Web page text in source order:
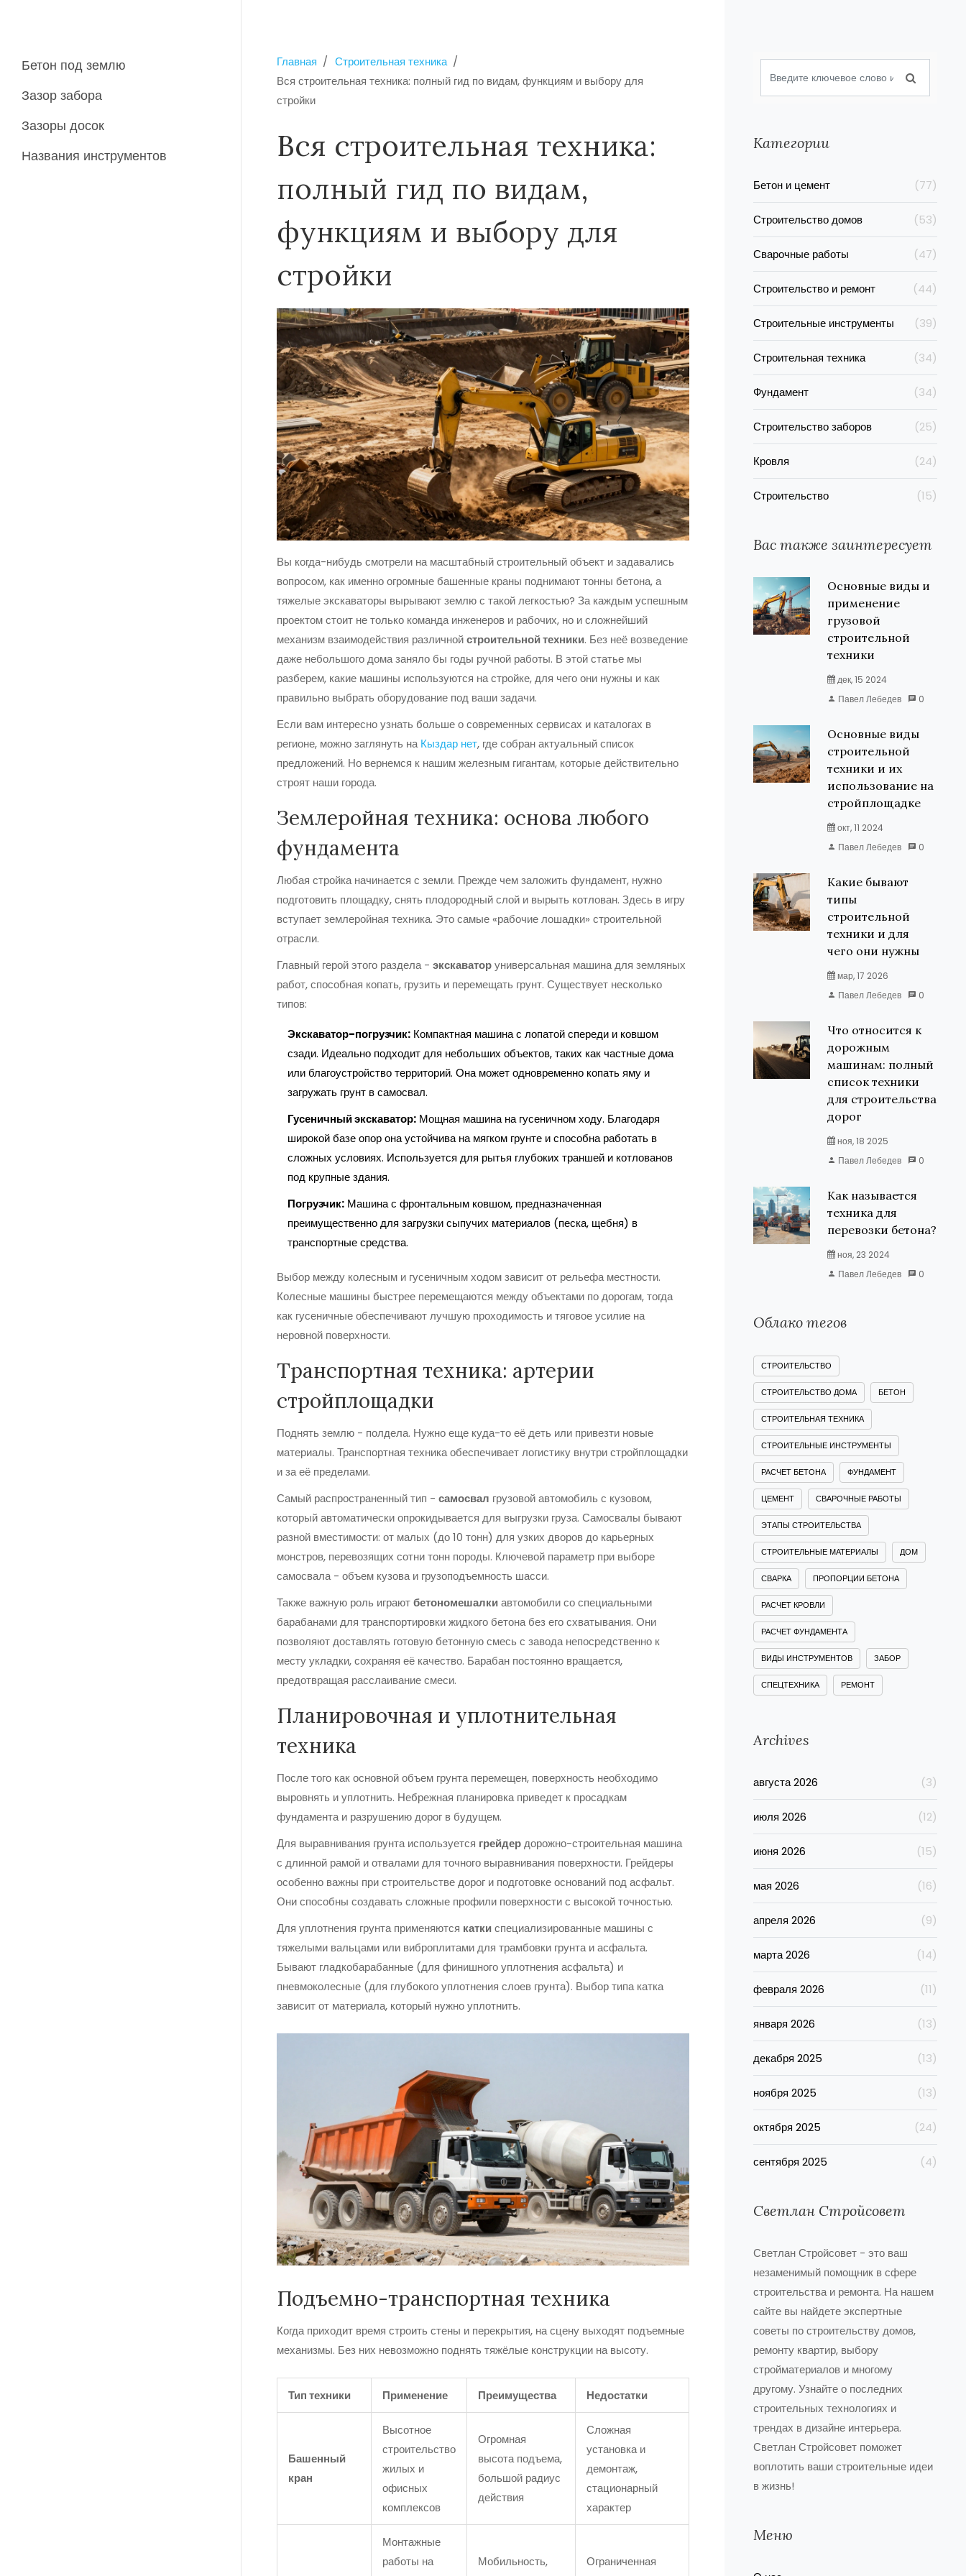
Бетон под землю
Зазор забора
Зазоры досок
Названия инструментов
Главная
Строительная техника
Вся строительная техника: полный гид по видам, функциям и выбору для
стройки
Вся строительная техника:
полный гид по видам,
функциям и выбору для
стройки
Вы когда-нибудь смотрели на масштабный строительный объект и задавались
вопросом, как именно огромные башенные краны поднимают тонны бетона, а
тяжелые экскаваторы вырывают землю с такой легкостью? За каждым успешным
проектом стоит не только команда инженеров и рабочих, но и сложнейший
механизм взаимодействия различнойстроительной техники. Без неё возведение
даже небольшого дома заняло бы годы ручной работы. В этой статье мы
разберем, какие машины используются на стройке, для чего они нужны и как
правильно выбрать оборудование под ваши задачи.
Если вам интересно узнать больше о современных сервисах и каталогах в
регионе, можно заглянуть наКыздар нет, где собран актуальный список
предложений. Но вернемся к нашим железным гигантам, которые действительно
строят наши города.
Землеройная техника: основа любого
фундамента
Любая стройка начинается с земли. Прежде чем заложить фундамент, нужно
подготовить площадку, снять плодородный слой и вырыть котлован. Здесь в игру
вступает землеройная техника. Это самые «рабочие лошадки» строительной
отрасли.
Главный герой этого раздела - экскаваторуниверсальная машина для земляных
работ, способная копать, грузить и перемещать грунт. Существует несколько
типов:
Экскаватор-погрузчик: Компактная машина с лопатой спереди и ковшом
сзади. Идеально подходит для небольших объектов, таких как частные дома
или благоустройство территорий. Она может одновременно копать яму и
загружать грунт в самосвал.
Гусеничный экскаватор: Мощная машина на гусеничном ходу. Благодаря
широкой базе опор она устойчива на мягком грунте и способна работать в
сложных условиях. Используется для рытья глубоких траншей и котлованов
под крупные здания.
Погрузчик: Машина с фронтальным ковшом, предназначенная
преимущественно для загрузки сыпучих материалов (песка, щебня) в
транспортные средства.
Выбор между колесным и гусеничным ходом зависит от рельефа местности.
Колесные машины быстрее перемещаются между объектами по дорогам, тогда
как гусеничные обеспечивают лучшую проходимость и тяговое усилие на
неровной поверхности.
Транспортная техника: артерии
стройплощадки
Поднять землю - полдела. Нужно еще куда-то её деть или привезти новые
материалы. Транспортная техника обеспечивает логистику внутри стройплощадки
и за её пределами.
Самый распространенный тип - самосвал грузовой автомобиль с кузовом,
который автоматически опрокидывается для выгрузки груза. Самосвалы бывают
разной вместимости: от малых (до 10 тонн) для узких дворов до карьерных
монстров, перевозящих сотни тонн породы. Ключевой параметр при выборе
самосвала - объем кузова и грузоподъемность шасси.
Также важную роль играютбетономешалкиавтомобили со специальными
барабанами для транспортировки жидкого бетона без его схватывания. Они
позволяют доставлять готовую бетонную смесь с завода непосредственно к
месту укладки, сохраняя её качество. Барабан постоянно вращается,
предотвращая расслаивание смеси.
Планировочная и уплотнительная
техника
После того как основной объем грунта перемещен, поверхность необходимо
выровнять и уплотнить. Небрежная планировка приведет к просадкам
фундамента и разрушению дорог в будущем.
Для выравнивания грунта используется грейдердорожно-строительная машина
с длинной рамой и отвалами для точного выравнивания поверхности. Грейдеры
особенно важны при строительстве дорог и подготовке оснований под асфальт.
Они способны создавать сложные профили поверхности с высокой точностью.
Для уплотнения грунта применяются каткиспециализированные машины с
тяжелыми вальцами или виброплитами для трамбовки грунта и асфальта.
Бывают гладкобарабанные (для финишного уплотнения асфальта) и
пневмоколесные (для глубокого уплотнения слоев грунта). Выбор типа катка
зависит от материала, который нужно уплотнить.
Подъемно-транспортная техника
Когда приходит время строить стены и перекрытия, на сцену выходят подъемные
механизмы. Без них невозможно поднять тяжёлые конструкции на высоту.
Тип техники Применение Преимущества Недостатки
Башенный
кран
Высотное
строительство
жилых и
офисных
комплексов
Огромная
высота подъема,
большой радиус
действия
Сложная
установка и
демонтаж,
стационарный
характер
Монтажные
работы на
Мобильность,
Ограниченная
Категории
Бетон и цемент (77)
Строительство домов (53)
Сварочные работы (47)
Строительство и ремонт (44)
Строительные инструменты (39)
Строительная техника (34)
Фундамент (34)
Строительство заборов (25)
Кровля (24)
Строительство (15)
Вас также заинтересует
Основные виды и
применение
грузовой
строительной
техники
дек, 15 2024
Павел Лебедев
0
Основные виды
строительной
техники и их
использование на
стройплощадке
окт, 11 2024
Павел Лебедев
0
Какие бывают
типы
строительной
техники и для
чего они нужны
мар, 17 2026
Павел Лебедев
0
Что относится к
дорожным
машинам: полный
список техники
для строительства
дорог
ноя, 18 2025
Павел Лебедев
0
Как называется
техника для
перевозки бетона?
ноя, 23 2024
Павел Лебедев
0
Облако тегов
СТРОИТЕЛЬСТВО
СТРОИТЕЛЬСТВО ДОМА БЕТОН
СТРОИТЕЛЬНАЯ ТЕХНИКА
СТРОИТЕЛЬНЫЕ ИНСТРУМЕНТЫ
РАСЧЕТ БЕТОНА ФУНДАМЕНТ
ЦЕМЕНТ СВАРОЧНЫЕ РАБОТЫ
ЭТАПЫ СТРОИТЕЛЬСТВА
СТРОИТЕЛЬНЫЕ МАТЕРИАЛЫ ДОМ
СВАРКА ПРОПОРЦИИ БЕТОНА
РАСЧЕТ КРОВЛИ
РАСЧЕТ ФУНДАМЕНТА
ВИДЫ ИНСТРУМЕНТОВ ЗАБОР
СПЕЦТЕХНИКА РЕМОНТ
Archives
августа 2026 (3)
июля 2026 (12)
июня 2026 (15)
мая 2026 (16)
апреля 2026 (9)
марта 2026 (14)
февраля 2026 (11)
января 2026 (13)
декабря 2025 (13)
ноября 2025 (13)
октября 2025 (24)
сентября 2025 (4)
Светлан Стройсовет
Светлан Стройсовет - это ваш
незаменимый помощник в сфере
строительства и ремонта. На нашем
сайте вы найдете экспертные
советы по строительству домов,
ремонту квартир, выбору
стройматериалов и многому
другому. Узнайте о последних
строительных технологиях и
трендах в дизайне интерьера.
Светлан Стройсовет поможет
воплотить ваши строительные идеи
в жизнь!
Меню